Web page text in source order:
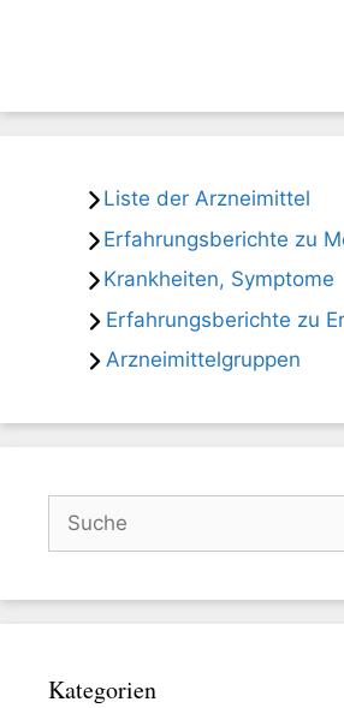
Liste der Arzneimittel
Erfahrungsberichte zu
Krankheiten, Symptome
Erfahrungsberichte zu
Arzneimittelgruppen
Suchen
Kategorien